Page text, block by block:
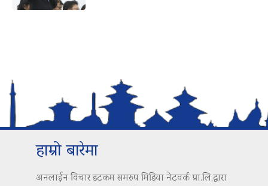
हाम्रो बारेमा
अनलाईन विचार डटकम समरुप मिडिया नेटवर्क प्रा.लि.द्वारा